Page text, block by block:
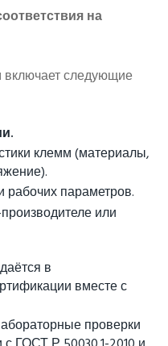
на
следующие
клемм (материалы,
рабочих параметров.
или
в
вместе с
проверки